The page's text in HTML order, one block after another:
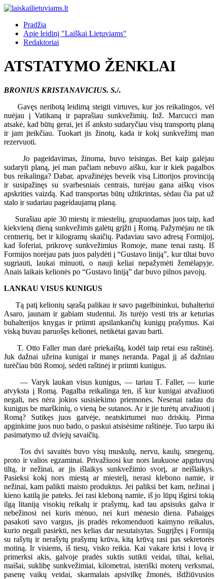
Pradžia
Apie leidinį "Laiškai Lietuviams"
Redaktoriai
ATSTATYMO ŽENKLAI
BRONIUS KRISTANAVICIUS. S./.
Gavęs neribotą leidimą steigti virtuves, kur jos reikalingos, vėl
nuėjau į Vatikaną ir paprašiau sunkvežimių. Inž. Marcucci man
atsakė, kad būtų gerai, jei iš anksto sudaryčiau visų transportų planą
ir jam įteikčiau. Tuokart jis žinotų, kada ir kokį sunkvežimį man
rezervuoti.
Jo pageidavimas, žinoma, buvo teisingas. Bet kaip galėjau
sudaryti planą, jei man pačiam nebuvo aišku, kur ir kiek pagalbos
bus reikalinga? Dabar, apvažinėjęs beveik visą Littorijos provinciją
ir susipažinęs su svarbesniais centrais, turėjau gana aiškų visos
apskrities vaizdą. Kad transportas būtų užtikrintas, sėdau čia pat už
stalo ir sudariau pageidaujamą planą.
Surašiau apie 30 miestų ir miestelių, grupuodamas juos taip, kad
kiekvieną dieną sunkvežimis galėtų grįžti į Romą. Pažymėjau ne tik
centnerių, bet ir kilogramų skaičių. Padaviau savo adresą Formijoj,
kad šoferiai, prikrovę sunkvežimius Romoje, mane tenai rastų. Iš
Formijos norėjau pats juos palydėti į “Gustavo liniją”, kur tiltai buvo
sugriauti, laukai minuoti, o nauji keliai nepažymėti žemėlapyje.
Anais laikais kelionės po “Gustavo liniją” dar buvo pilnos pavojų.
LANKAU VISUS KUNIGUS
Tą patį kelionių sąrašą palikau ir savo pagelbininkui, buhalteriui
Asaro, jaunam ir gabiam studentui. Jis turėjo vesti tris ar keturias
buhalterijos knygas ir priimti apsilankančių kunigų prašymus. Kai
viską buvau paruošęs kelionei, netikėtai gavau barti.
T. Otto Faller man darė priekaištą, kodėl taip retai esu raštinėj.
Juk dažnai užeina kunigai ir manęs neranda. Pagal jį aš dažniau
turėčiau būti Romoj, sėdėti raštinėj ir priimti kunigus.
— Varyk laukan visus kunigus, — tariau T. Faller, — kurie
atvyksta į Romą. Pagalba reikalinga ten, iš kur kunigai atvažiuoti
negali, nes nėra jokios susisiekimo priemonės. Nesenai radau du
kunigus be marškinių, o vieną be sutanos. Ar ir jie turėtų atvažiuoti į
Romą? Sutikęs juos gatvėje, neatskirtumei nuo driskių. Pirma
apginkime juos nuo bado, o paskui atsisėsime raštinėje. Tuo tarpu iki
pasimatymo už dviejų savaičių.
Tos dvi savaitės buvo visų muskulų, nervu, kaulų, smegenų,
proto ir valios egzaminai. Privažiuosi kur nors laukuose apgriuvusį
tiltą, ir nežinai, ar jis išlaikys sunkvežimio svorį, ar neišlaikys.
Pasieksi kokį nors miestą ar miestelį, nerasi klebono namie, ir
nežinai, kam palikti maisto produktus. Jei paliksi bet kam, nežinai į
kieno katilą jie pateks. Jei rasi kleboną namie, iš jo lūpų išgirsi tokią
ilgą litaniją visokių reikalų ir prašymų, kad tau apsisuks galva ir
nebežinosi nei kuris mėnuo, nei kuri mėnesio diena. Pabaigęs
pasakoti savo vargus, jis pradės rekomenduoti kaimyno reikalus,
kurio negali pasiekti, nes kelias dar nesutaisytas. Sugrįžęs į Formiją
su rašytų ir nerašytų prašymų krūva, kitą krūvą rasi pas sekretorės
motiną. Ir visiems, iš tiesų, visko reikia. Kai vakare krisi i lovą ir
primerksi akis, galvoje pradės suktis sutikti veidai, tiltai, keliai,
maišai, suklibę sunkvežimiai, kilometrai, isteriški moterų verksmai,
pasenę vaikų veidai, skarmalais apsivilkę žmonės, išdžiūvusios